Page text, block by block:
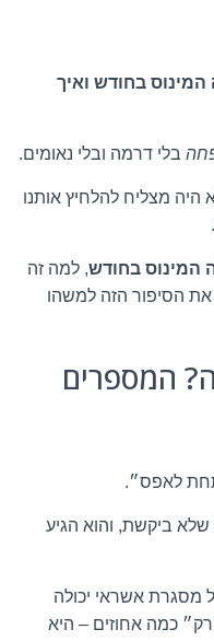
בחודש ואיך
בלי דרמה ובלי נאומים.
מצליח להלחיץ אותנו
המינוס בחודש, למה זה
את הסיפור הזה למשהו
המספרים
לאפס״.
שלא ביקשת, והוא הגיע
מסגרת אשראי יכולה
כמה אחוזים – היא